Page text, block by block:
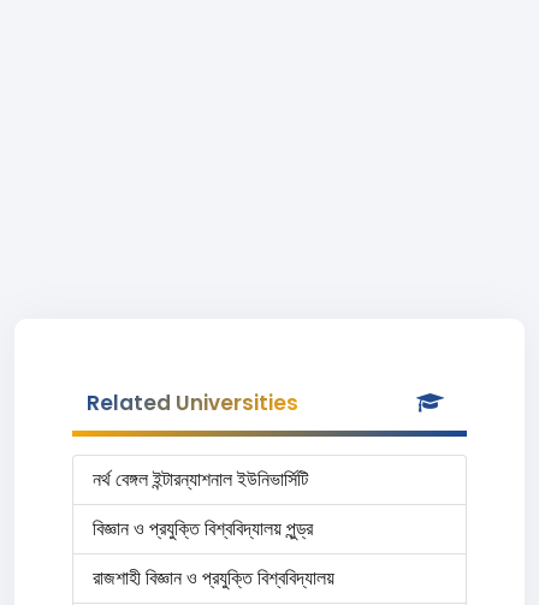
Related Universities
নর্থ বেঙ্গল ইন্টারন্যাশনাল ইউনিভার্সিটি
বিজ্ঞান ও প্রযুক্তি বিশ্ববিদ্যালয় পুন্ড্র
রাজশাহী বিজ্ঞান ও প্রযুক্তি বিশ্ববিদ্যালয়